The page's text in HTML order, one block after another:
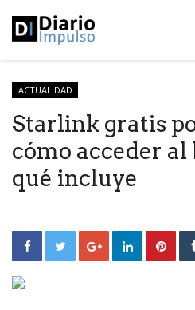
ACTUALIDAD
Starlink gratis
cómo acceder
qué incluye